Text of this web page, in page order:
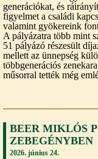
generációkat, és
figyelmet a családi
valamint gyökereink
A pályázatra több mint
51 pályázó részesült
mellett az ünnepség
többgenerációs
műsorral tették még
BEER MIKLÓS
ZEBEGÉNYBEN
2026. június 24.